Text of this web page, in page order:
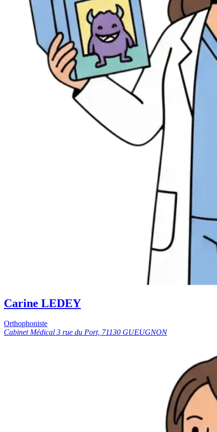
Carine LEDEY
Orthophoniste
Cabinet Médical 3 rue du Port, 71130 GUEUGNON